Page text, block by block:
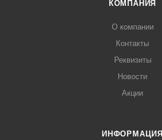
КОМПАНИЯ
О компании
Контакты
Реквизиты
Новости
Акции
ИНФОРМАЦИЯ